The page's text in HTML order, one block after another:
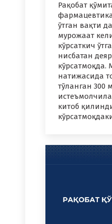
Рақобат
ўтган вақти
мурожаат
кўрсаткич
нисбатан
натижасида
тўланган 300
китоб